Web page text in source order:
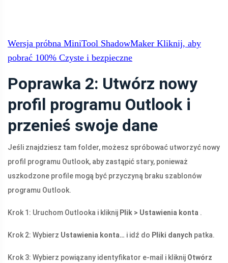
Wersja próbna MiniTool ShadowMaker Kliknij, aby
pobrać 100% Czyste i bezpieczne
Poprawka 2: Utwórz nowy
profil programu Outlook i
przenieś swoje dane
Jeśli znajdziesz tam folder, możesz spróbować utworzyć nowy
profil programu Outlook, aby zastąpić stary, ponieważ
uszkodzone profile mogą być przyczyną braku szablonów
programu Outlook.
Krok 1: Uruchom Outlooka i kliknij Plik > Ustawienia konta .
Krok 2: Wybierz Ustawienia konta… i idź do Pliki danych patka.
Krok 3: Wybierz powiązany identyfikator e-mail i kliknij Otwórz